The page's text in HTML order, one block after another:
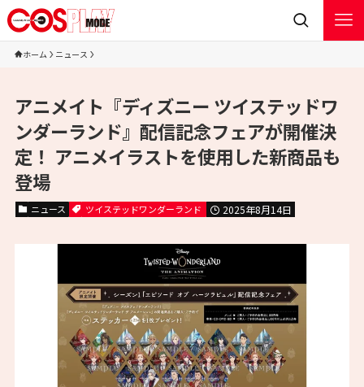
ホーム ニュース
アニメイト『ディズニー ツイステッドワ
ンダーランド』配信記念フェアが開催決
定！ アニメイラストを使用した新商品も
登場
ニュース ツイステッドワンダーランド 2025年8月14日